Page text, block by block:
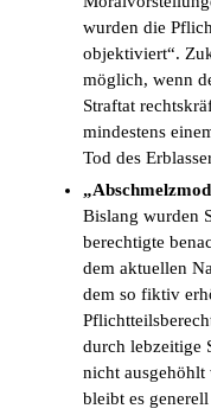
wurden die
objektiviert“.
möglich, wenn
Straftat
mindestens
Tod des
„
Bislang wurden
berechtigte
dem aktuellen
dem so fiktiv
durch lebzeitige
nicht ausgehöhlt
bleibt es